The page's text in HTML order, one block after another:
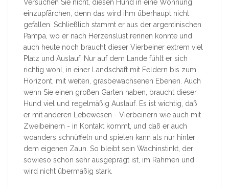
Versuchen Sie nicht, diesen Hund in eine Wohnung
einzupfärchen, denn das wird ihm überhaupt nicht
gefallen. Schließlich stammt er aus der argentinischen
Pampa, wo er nach Herzenslust rennen konnte und
auch heute noch braucht dieser Vierbeiner extrem viel
Platz und Auslauf. Nur auf dem Lande fühlt er sich
richtig wohl, in einer Landschaft mit Feldern bis zum
Horizont, mit weiten, grasbewachsenen Ebenen. Auch
wenn Sie einen großen Garten haben, braucht dieser
Hund viel und regelmäßig Auslauf. Es ist wichtig, daß
er mit anderen Lebewesen - Vierbeinern wie auch mit
Zweibeinern - in Kontakt kommt, und daß er auch
woanders schnüffeln und spielen kann als nur hinter
dem eigenen Zaun. So bleibt sein Wachinstinkt, der
sowieso schon sehr ausgeprägt ist, im Rahmen und
wird nicht übermäßig stark.